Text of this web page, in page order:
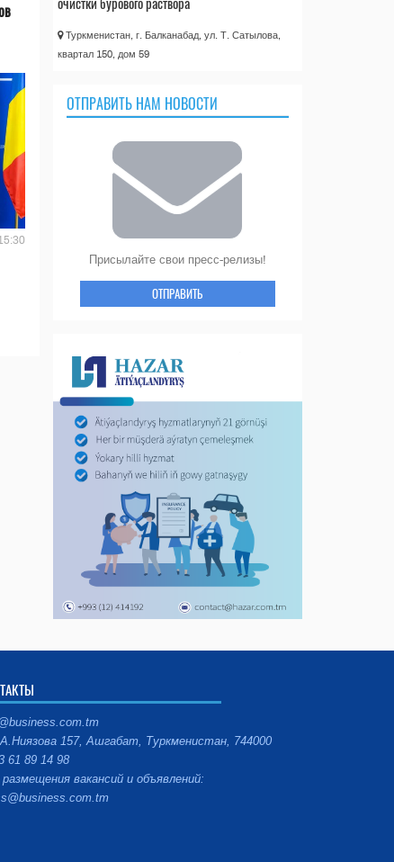
Туркменистан, г. Балканабад, ул. Т. Сатылова,
квартал 150, дом 59
ОТПРАВИТЬ НАМ НОВОСТИ
Присылайте свои пресс-релизы!
ОТПРАВИТЬ
157, Ашгабат, Туркменистан, 744000
61 89 14 98
вакансий и объявлений: